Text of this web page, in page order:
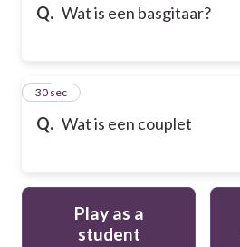
Q. Wat is een basgitaar?
Q. Wat is een couplet
14
30 sec
Play as a
student